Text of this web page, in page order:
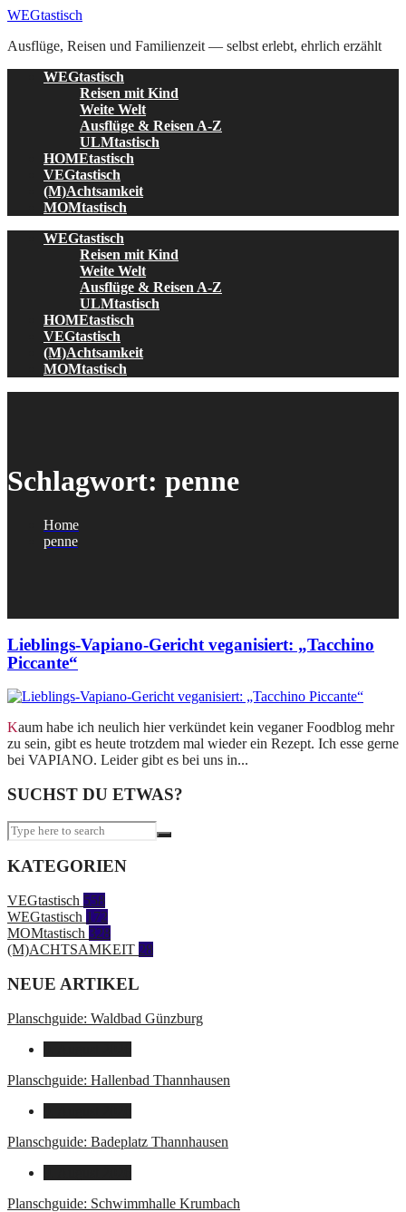
Skip
content
WEGtastisch
Ausflüge, Reisen und Familienzeit — selbst erlebt, ehrlich erzählt
WEGtastisch
Reisen mit Kind
Weite Welt
Ausflüge & Reisen A-Z
ULMtastisch
HOMEtastisch
VEGtastisch
(M)Achtsamkeit
MOMtastisch
WEGtastisch
Reisen mit Kind
Weite Welt
Ausflüge & Reisen A-Z
ULMtastisch
HOMEtastisch
VEGtastisch
(M)Achtsamkeit
MOMtastisch
Schlagwort: penne
Home
penne
Lieblings-Vapiano-Gericht veganisiert: „Tacchino
Piccante“
Kaum habe ich neulich hier verkündet kein veganer Foodblog mehr
zu sein, gibt es heute trotzdem mal wieder ein Rezept. Ich esse gerne
bei VAPIANO. Leider gibt es bei uns in...
SUCHST DU ETWAS?
KATEGORIEN
VEGtastisch 558
WEGtastisch 172
MOMtastisch 328
(M)ACHTSAMKEIT 28
NEUE ARTIKEL
Planschguide: Waldbad Günzburg
Planschguide: Hallenbad Thannhausen
Planschguide: Badeplatz Thannhausen
Planschguide: Schwimmhalle Krumbach